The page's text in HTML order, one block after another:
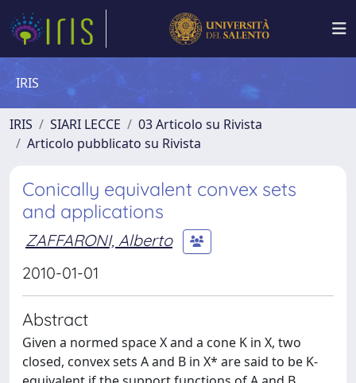
IRIS
IRIS SIARI LECCE
03 Articolo su Rivista
Articolo pubblicato su Rivista
Conically equivalent convex sets
and applications
ZAFFARONI, Alberto
2010-01-01
Abstract
Given a normed space X and a cone K in X, two
closed, convex sets A and B in X* are said to be K-